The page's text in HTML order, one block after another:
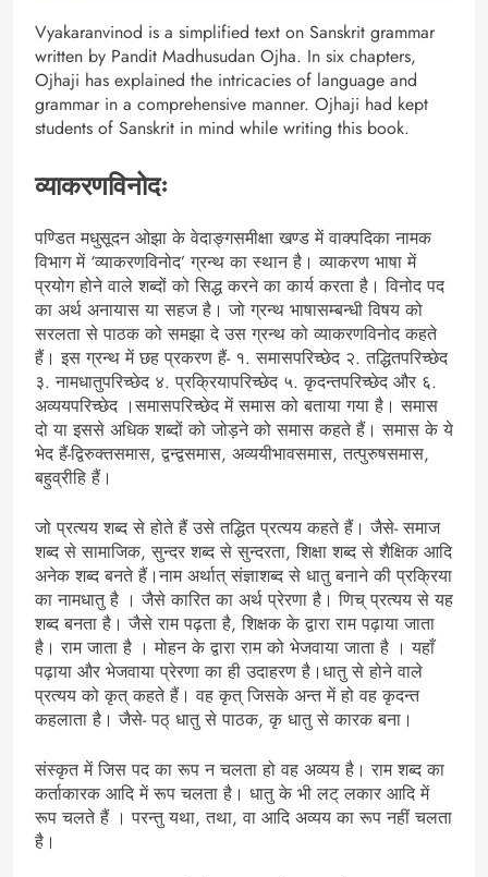
Vyakaranvinod is a simplified text on Sanskrit grammar
written by Pandit Madhusudan Ojha. In six chapters,
Ojhaji has explained the intricacies of language and
grammar in a comprehensive manner. Ojhaji had kept
students of Sanskrit in mind while writing this book.
व्याकरणविनोदः
पण्डित मधुसूदन ओझा के वेदाङ्गसमीक्षा खण्ड में वाक्पदिका नामक
विभाग में ‘व्याकरणविनोद’ ग्रन्थ का स्थान है। व्याकरण भाषा में
प्रयोग होने वाले शब्दों को सिद्ध करने का कार्य करता है। विनोद पद
का अर्थ अनायास या सहज है। जो ग्रन्थ भाषासम्बन्धी विषय को
सरलता से पाठक को समझा दे उस ग्रन्थ को व्याकरणविनोद कहते
हैं। इस ग्रन्थ में छह प्रकरण हैं- १. समासपरिच्छेद २. तद्धितपरिच्छेद
३. नामधातुपरिच्छेद ४. प्रक्रियापरिच्छेद ५. कृदन्तपरिच्छेद और ६.
अव्ययपरिच्छेद ।समासपरिच्छेद में समास को बताया गया है। समास
दो या इससे अधिक शब्दों को जोड़ने को समास कहते हैं। समास के ये
भेद हैं-द्विरुक्तसमास, द्वन्द्वसमास, अव्ययीभावसमास, तत्पुरुषसमास,
बहुव्रीहि हैं।
जो प्रत्यय शब्द से होते हैं उसे तद्धित प्रत्यय कहते हैं। जैसे- समाज
शब्द से सामाजिक, सुन्दर शब्द से सुन्दरता, शिक्षा शब्द से शैक्षिक आदि
अनेक शब्द बनते हैं।नाम अर्थात् संज्ञाशब्द से धातु बनाने की प्रक्रिया
का नामधातु है । जैसे कारित का अर्थ प्रेरणा है। णिच् प्रत्यय से यह
शब्द बनता है। जैसे राम पढ़ता है, शिक्षक के द्वारा राम पढ़ाया जाता
है। राम जाता है । मोहन के द्वारा राम को भेजवाया जाता है । यहाँ
पढ़ाया और भेजवाया प्रेरणा का ही उदाहरण है।धातु से होने वाले
प्रत्यय को कृत् कहते हैं। वह कृत् जिसके अन्त में हो वह कृदन्त
कहलाता है। जैसे- पठ् धातु से पाठक, कृ धातु से कारक बना।
संस्कृत में जिस पद का रूप न चलता हो वह अव्यय है। राम शब्द का
कर्ताकारक आदि में रूप चलता है। धातु के भी लट् लकार आदि में
रूप चलते हैं । परन्तु यथा, तथा, वा आदि अव्यय का रूप नहीं चलता
है।